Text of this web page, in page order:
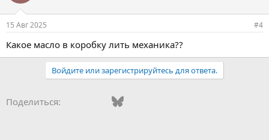
15 Авг 2025 #4
Какое масло в коробку лить механика??
Войдите или зарегистрируйтесь для ответа.
Поделиться: Vkontakte
FacebookBluesky